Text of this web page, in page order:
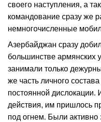
своего наступления, а
командование сразу же
немногочисленные
Азербайджан сразу
большинстве армянских
занимали только
же часть личного
постоянной дислокации.
действия, им пришлось
под огнем. Были